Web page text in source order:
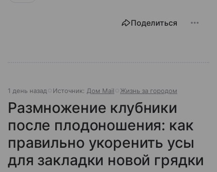
Поделиться
1 день назад Источник: Дом Mail Жизнь за городом
Размножение клубники
после плодоношения: как
правильно укоренить усы
для закладки новой грядки